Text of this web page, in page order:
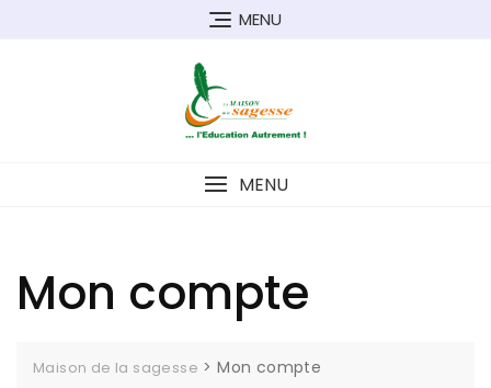
MENU
MENU
Mon compte
Maison de la sagesse >Mon compte